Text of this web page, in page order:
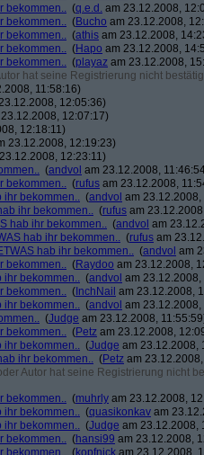
bekommen.. (q.e.d. am 23.12.2008,
bekommen.. (Bucho am 23.12.2008,
bekommen.. (athis am 23.12.2008,
bekommen.. (Hapo am 23.12.2008,
bekommen.. (playaz am 23.12.2008,
hat seine Registrierung nicht
11:58:16)
12:05:36)
12:07:17)
12:18:11)
23.12.2008, 12:19:23)
12:23:11)
(andvol am 23.12.2008,
bekommen.. (rufus am 23.12.2008,
ihr bekommen.. (andvol am
ihr bekommen.. (rufus am
hab ihr bekommen.. (andvol am
hab ihr bekommen.. (rufus am
hab ihr bekommen.. (andvol am
bekommen.. (Raydoo am 23.12.2008,
ihr bekommen.. (andvol am
bekommen.. ( InchNail am 23.12.2008,
ihr bekommen.. (andvol am
(Judge am 23.12.2008,
bekommen.. (Petz am 23.12.2008,
ihr bekommen.. (Judge am 23.12.2008,
ihr bekommen.. (Petz am
Autor hat seine Registrierung nicht
bekommen.. (muhrly am 23.12.2008,
ihr bekommen.. (quasikonkav am
ihr bekommen.. (Judge am 23.12.2008,
bekommen.. (hansi99 am 23.12.2008,
bekommen.. (kopfnick am 23.12.2008,